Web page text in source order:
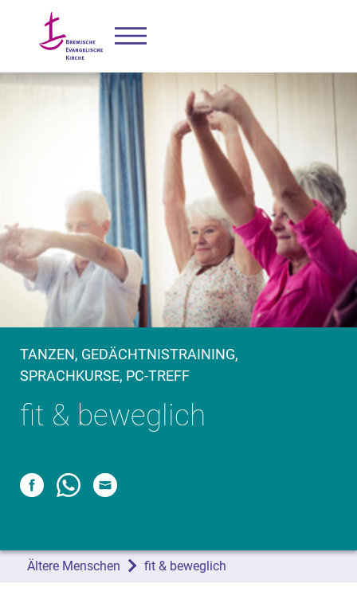
TANZEN, GEDÄCHTNISTRAINING,
SPRACHKURSE, PC-TREFF
fit & beweglich
Ältere Menschen fit & beweglich